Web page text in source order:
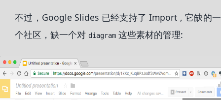
不过，Google Slides 已经支持了 Import , 它缺的一
个社区，缺一个对 diagram 这些素材的管理: